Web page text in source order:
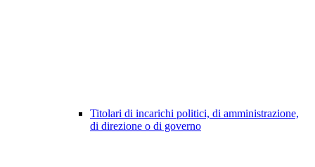
Titolari di incarichi politici, di amministrazione,
di direzione o di governo